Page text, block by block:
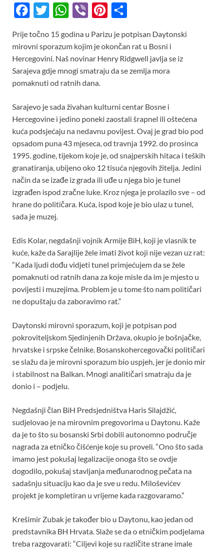
F
ac
e
b
o
o
k
T
itt
er
W
at
s
A
p
p
Vi
er
Pi
er
es
t
ar
e
Prije točno 15 godina u Parizu je potpisan Daytonski
mirovni sporazum kojim je okončan rat u Bosni i
Hercegovini. Naš novinar Henry Ridgwell javlja se iz
Sarajeva gdje mnogi smatraju da se zemlja mora
pomaknuti od ratnih dana.
Sarajevo je sada živahan kulturni centar Bosne i
Hercegovine i jedino poneki zaostali šrapnel ili oštećena
kuća podsjećaju na nedavnu povijest. Ovaj je grad bio pod
opsadom puna 43 mjeseca, od travnja 1992. do prosinca
1995. godine, tijekom koje je, od snajperskih hitaca i teških
granatiranja, ubijeno oko 12 tisuća njegovih žitelja. Jedini
način da se izađe iz grada ili uđe u njega bio je tunel
izgrađen ispod zračne luke. Kroz njega je prolazilo sve – od
hrane do političara. Kuća, ispod koje je bio ulaz u tunel,
sada je muzej.
Edis Kolar, negdašnji vojnik Armije BiH, koji je vlasnik te
kuće, kaže da Sarajlije žele imati život koji nije vezan uz rat:
“Kada ljudi dođu vidjeti tunel primjećujem da se žele
pomaknuti od ratnih dana za koje misle da im je mjesto u
povijesti i muzejima. Problem je u tome što nam političari
ne dopuštaju da zaboravimo rat.”
Daytonski mirovni sporazum, koji je potpisan pod
pokroviteljskom Sjedinjenih Država, okupio je bošnjačke,
hrvatske i srpske čelnike. Bosanskohercegovački političari
se slažu da je mirovni sporazum bio uspjeh, jer je donio mir
i stabilnost na Balkan. Mnogi analitičari smatraju da je
donio i – podjelu.
Negdašnji član BiH Predsjedništva Haris Silajdžić,
sudjelovao je na mirovnim pregovorima u Daytonu. Kaže
da je to što su bosanski Srbi dobili autonomno područje
nagrada za etničko čišćenje koje su proveli. “Ono što sada
imamo jest pokušaj legalizacije onoga što se ovdje
dogodilo, pokušaj stavljanja međunarodnog pečata na
sadašnju situaciju kao da je sve u redu. Miloševićev
projekt je kompletiran u vrijeme kada razgovaramo.”
Krešimir Zubak je također bio u Daytonu, kao jedan od
predstavnika BH Hrvata. Slaže se da o etničkim podjelama
treba razgovarati: “Ciljevi koje su različite strane imale